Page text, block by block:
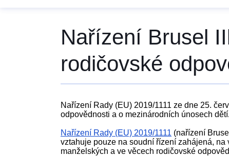
Nařízení Brusel
rodičovské
Nařízení Rady (EU) 2019/1111 ze dne 25.
odpovědnosti a o mezinárodních únosech dětí.
Nařízení Rady (EU) 2019/1111 (nařízení
vztahuje pouze na soudní řízení zahájená,
manželských a ve věcech rodičovské